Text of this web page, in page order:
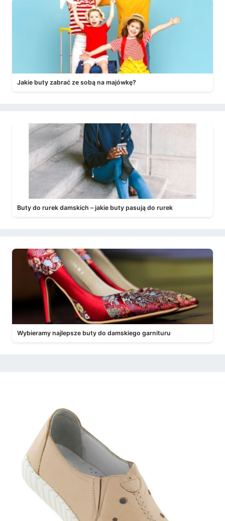
Jakie buty zabrać ze sobą na majówkę?
Buty do rurek damskich – jakie buty pasują do rurek
Wybieramy najlepsze buty do damskiego garnituru